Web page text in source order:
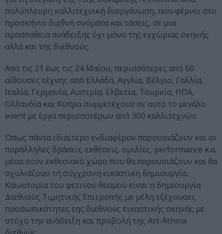
πολύπλευρη καλλιτεχνική διοργάνωση, που φέρνει στο
προσκήνιο διεθνή ονόματα και τάσεις, σε μια
προσπάθεια ανάδειξης όχι μόνο της εγχώριας σκηνής
αλλά και της διεθνούς.
Από τις 21 έως τις 24 Μαΐου, περισσότερες από 60
αίθουσες τέχνης από Ελλάδα, Αγγλία, Βέλγιο, Γαλλία,
Ιταλία, Γερμανία, Αυστρία, Ελβετία, Τουρκία, ΗΠΑ,
Ολλανδία και Κύπρο συμμετέχουν σε αυτό το μεγάλο
event με έργα περισσοτέρων από 300 καλλιτεχνών.
Όπως πάντα ιδιαίτερο ενδιαφέρον παρουσιάζουν και οι
παράλληλες δράσεις-εκθέσεις, ομιλίες, performance κ.α.
μέσα στον εκθεσιακό χώρο που θα παρουσιάζουν και θα
σχολιάζουν τη σύγχρονη εικαστική δημιουργία.
Καινοτομία του φετινού θεσμού είναι η δημιουργία
Διεθνούς Τιμητικής Επιτροπής με μέλη εξέχουσες
προσωπικότητες της διεθνούς εικαστικής σκηνής με
στόχο την ανάδειξη και προβολή της Art-Athina